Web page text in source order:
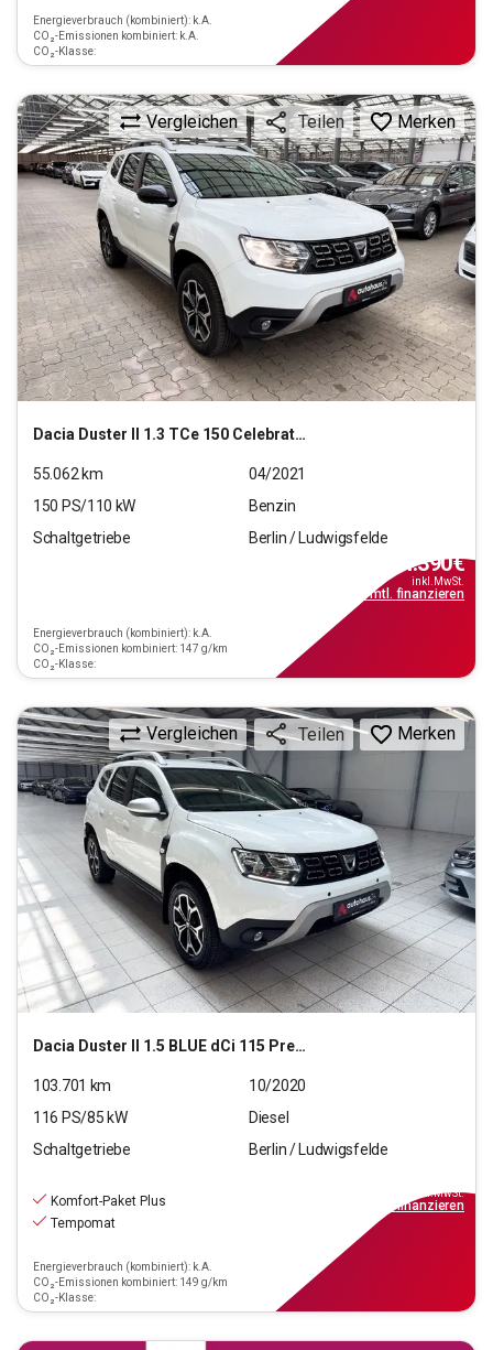
Energieverbrauch (kombiniert): k.A.
CO₂-Emissionen kombiniert: k.A.
CO₂-Klasse:
Dacia Duster II 1.3 TCe 150 Celebration 2WD GPF (EU 6d)
Vergleichen Teilen Merken
55.062 km
04/2021
150 PS/110 kW
Benzin
Schaltgetriebe
Berlin / Ludwigsfelde
Energieverbrauch (kombiniert): k.A.
CO₂-Emissionen kombiniert: 147 g/km
CO₂-Klasse:
14.390€
inkl.MwSt.
mtl. finanzieren
Dacia Duster II 1.5 BLUE dCi 115 Prestige 4WD
Vergleichen Teilen Merken
103.701 km
10/2020
116 PS/85 kW
Diesel
Schaltgetriebe
Berlin / Ludwigsfelde
Komfort-Paket Plus
Tempomat
Energieverbrauch (kombiniert): k.A.
CO₂-Emissionen kombiniert: 149 g/km
CO₂-Klasse:
inkl.MwSt.
finanzieren